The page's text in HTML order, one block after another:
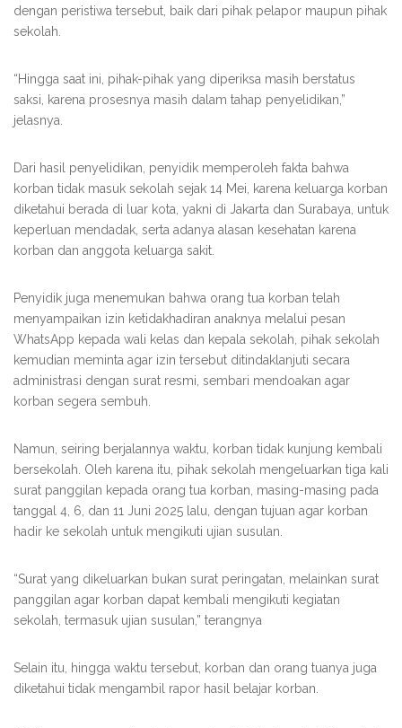
dengan peristiwa tersebut, baik dari pihak pelapor maupun pihak
sekolah.
“Hingga saat ini, pihak-pihak yang diperiksa masih berstatus
saksi, karena prosesnya masih dalam tahap penyelidikan,”
jelasnya.
Dari hasil penyelidikan, penyidik memperoleh fakta bahwa
korban tidak masuk sekolah sejak 14 Mei, karena keluarga korban
diketahui berada di luar kota, yakni di Jakarta dan Surabaya, untuk
keperluan mendadak, serta adanya alasan kesehatan karena
korban dan anggota keluarga sakit.
Penyidik juga menemukan bahwa orang tua korban telah
menyampaikan izin ketidakhadiran anaknya melalui pesan
WhatsApp kepada wali kelas dan kepala sekolah, pihak sekolah
kemudian meminta agar izin tersebut ditindaklanjuti secara
administrasi dengan surat resmi, sembari mendoakan agar
korban segera sembuh.
Namun, seiring berjalannya waktu, korban tidak kunjung kembali
bersekolah. Oleh karena itu, pihak sekolah mengeluarkan tiga kali
surat panggilan kepada orang tua korban, masing-masing pada
tanggal 4, 6, dan 11 Juni 2025 lalu, dengan tujuan agar korban
hadir ke sekolah untuk mengikuti ujian susulan.
“Surat yang dikeluarkan bukan surat peringatan, melainkan surat
panggilan agar korban dapat kembali mengikuti kegiatan
sekolah, termasuk ujian susulan,” terangnya
Selain itu, hingga waktu tersebut, korban dan orang tuanya juga
diketahui tidak mengambil rapor hasil belajar korban.